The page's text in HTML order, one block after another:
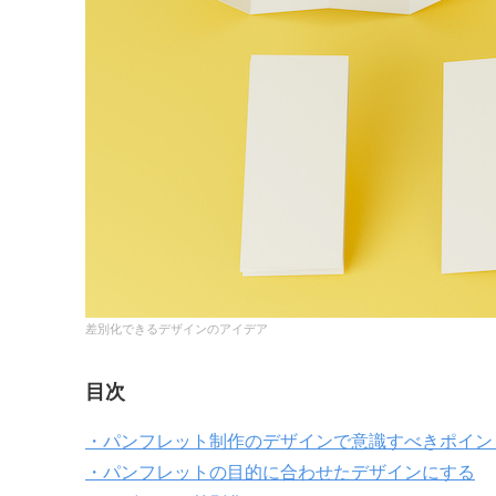
差別化できるデザインのアイデア
目次
・パンフレット制作のデザインで意識すべきポイ
・パンフレットの目的に合わせたデザインにする